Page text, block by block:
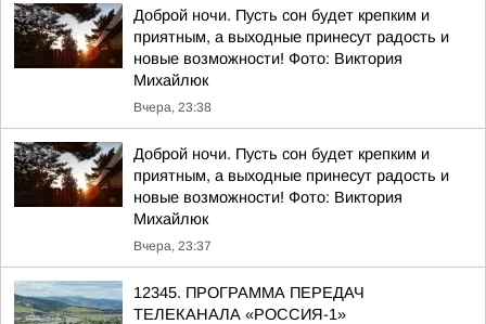
Доброй ночи. Пусть сон будет крепким и
приятным, а выходные принесут радость и
новые возможности! Фото: Виктория
Михайлюк
Вчера, 23:38
Доброй ночи. Пусть сон будет крепким и
приятным, а выходные принесут радость и
новые возможности! Фото: Виктория
Михайлюк
Вчера, 23:37
12345. ПРОГРАММА ПЕРЕДАЧ
ТЕЛЕКАНАЛА «РОССИЯ-1»